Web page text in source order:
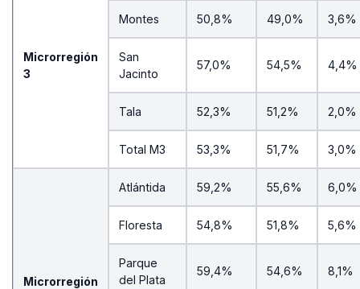
Microrregión
3
Montes 50,8% 49,0% 3,6%
San
Jacinto
57,0% 54,5% 4,4%
Tala 52,3% 51,2% 2,0%
Total M3 53,3% 51,7% 3,0%
Microrregión
Atlántida 59,2% 55,6% 6,0%
Floresta 54,8% 51,8% 5,6%
Parque
del Plata
59,4% 54,6% 8,1%